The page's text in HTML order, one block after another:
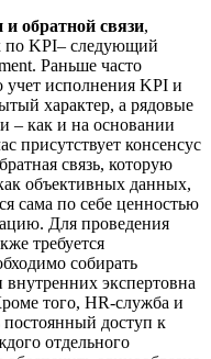
и обратной связи,
по KPI– следующий
Раньше часто
учет исполнения KPI и
характер, а рядовые
– как и на основании
присутствует консенсус
связь, которую
объективных данных,
сама по себе ценностью
Для проведения
требуется
собирать
экспертовна
того, HR-служба и
доступ к
отдельного